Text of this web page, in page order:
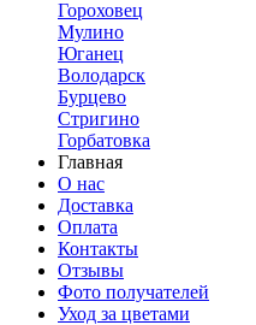
Гороховец
Мулино
Юганец
Володарск
Бурцево
Стригино
Горбатовка
Главная
О нас
Доставка
Оплата
Контакты
Отзывы
Фото получателей
Уход за цветами